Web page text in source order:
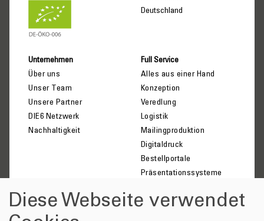
Deutschland
Unternehmen
Über uns
Unser Team
Unsere Partner
DIE6 Netzwerk
Nachhaltigkeit
Full Service
Alles aus einer Hand
Konzeption
Veredlung
Logistik
Mailingproduktion
Digitaldruck
Bestellportale
Präsentationssysteme
Wissenswertes
Veredlungstechniken
Anfrage-Shop
Diese Webseite verwendet